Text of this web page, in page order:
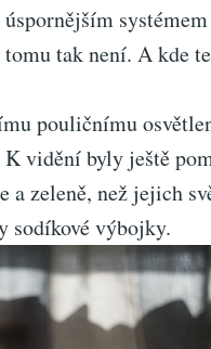
tak není. A kde
pouličnímu
vidění byly ještě
a zeleně, než jejich
sodíkové výbojky.